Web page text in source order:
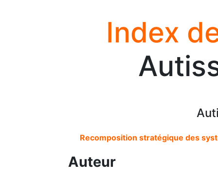
Index
Recomposition stratégique des
Auteur